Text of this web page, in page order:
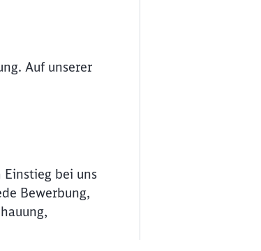
Auf unserer
bei uns
Bewerbung,